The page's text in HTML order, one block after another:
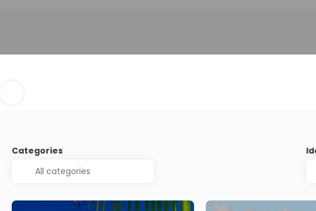
Categories